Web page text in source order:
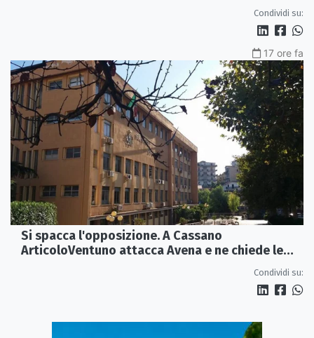
Condividi su:
17 ore fa
Si spacca l'opposizione. A Cassano
ArticoloVentuno attacca Avena e ne chiede le
Condividi su: